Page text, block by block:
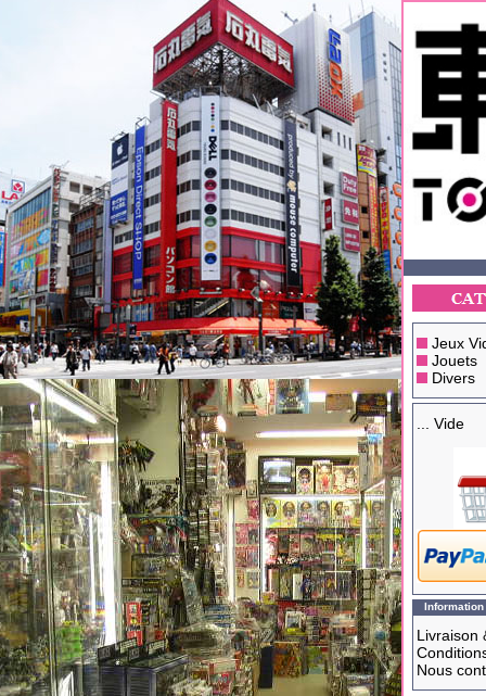
Jeux
Jouets
Divers
... Vide
Information
Livraison
Nous